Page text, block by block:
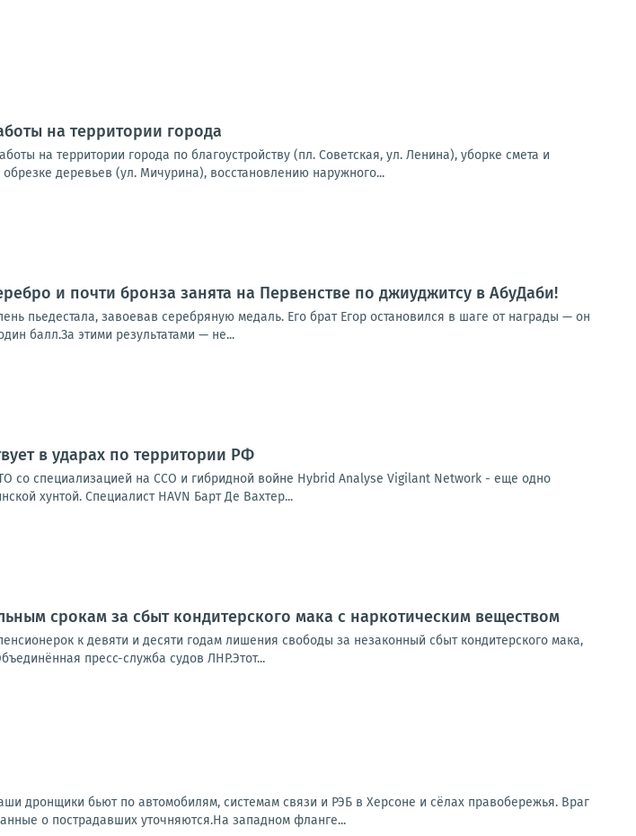
на территории города
на территории города по благоустройству (пл. Советская, ул. Ленина), уборке смета и
деревьев (ул. Мичурина), восстановлению наружного...
и почти бронза занята на Первенстве по джиуджитсу в АбуДаби!
пьедестала, завоевав серебряную медаль. Его брат Егор остановился в шаге от награды — он
балл.За этими результатами — не...
в ударах по территории РФ
со специализацией на ССО и гибридной войне Hybrid Analyse Vigilant Network - еще одно
хунтой. Специалист HAVN Барт Де Вахтер...
срокам за сбыт кондитерского мака с наркотическим веществом
к девяти и десяти годам лишения свободы за незаконный сбыт кондитерского мака,
пресс-служба судов ЛНР.Этот...
дронщики бьют по автомобилям, системам связи и РЭБ в Херсоне и сёлах правобережья. Враг
о пострадавших уточняются.На западном фланге...